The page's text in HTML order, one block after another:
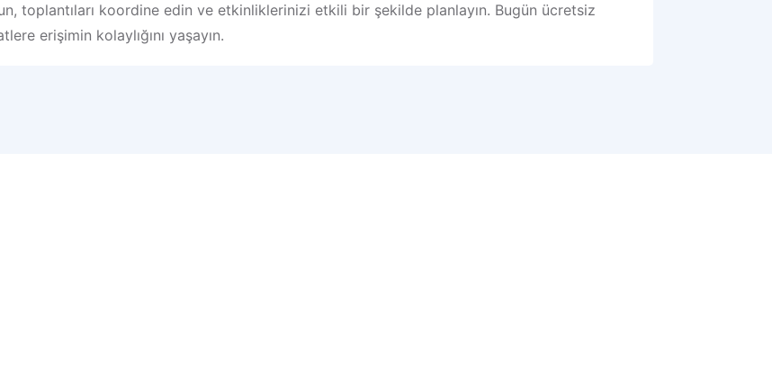
toplantıları koordine edin ve etkinliklerinizi etkili bir şekilde planlayın. Bugün ücretsiz
erişimin kolaylığını yaşayın.